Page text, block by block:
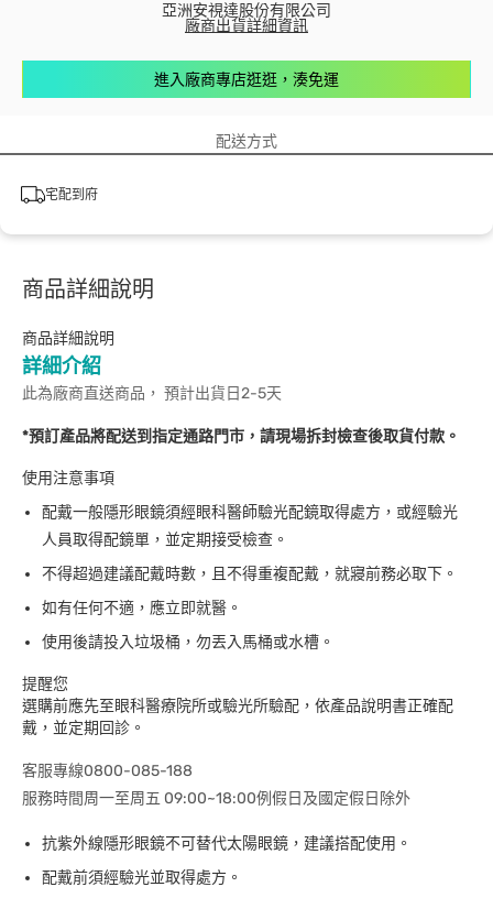
亞洲安視達股份有限公司
廠商出貨詳細資訊
進入廠商專店逛逛，湊免運
配送方式
宅配到府
商品詳細說明
商品詳細說明
詳細介紹
此為廠商直送商品， 預計出貨日2-5天
*預訂產品將配送到指定通路門市，請現場拆封檢查後取貨付款。
使用注意事項
配戴一般隱形眼鏡須經眼科醫師驗光配鏡取得處方，或經驗光
人員取得配鏡單，並定期接受檢查。
不得超過建議配戴時數，且不得重複配戴，就寢前務必取下。
如有任何不適，應立即就醫。
使用後請投入垃圾桶，勿丟入馬桶或水槽。
提醒您
選購前應先至眼科醫療院所或驗光所驗配，依產品說明書正確配
戴，並定期回診。
客服專線0800-085-188
服務時間周一至周五 09:00~18:00例假日及國定假日除外
抗紫外線隱形眼鏡不可替代太陽眼鏡，建議搭配使用。
配戴前須經驗光並取得處方。